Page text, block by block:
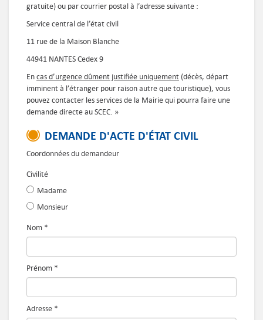
gratuite) ou par courrier postal à l’adresse suivante :
Service central de l’état civil
11 rue de la Maison Blanche
44941 NANTES Cedex 9
Encas d’urgence dûment justifiée uniquement (décès, départ
imminent à l’étranger pour raison autre que touristique), vous
pouvez contacter les services de la Mairie qui pourra faire une
demande directe au SCEC. »
DEMANDE D'ACTE D'ÉTAT CIVIL
Coordonnées du demandeur
Civilité
Madame
Monsieur
Nom *
Prénom *
Adresse *